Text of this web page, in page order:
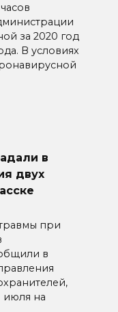
за 2020 год
В условиях
в
двух
при
в
июля на